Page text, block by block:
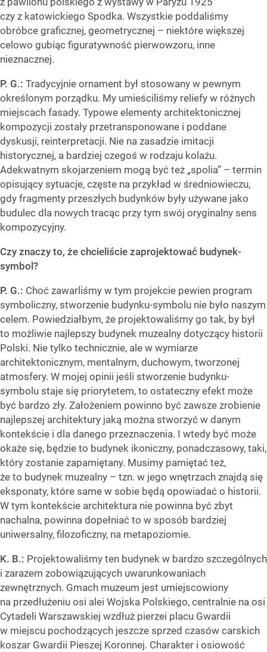
czy z katowickiego Spodka. Wszystkie poddaliśmy
obróbce graficznej, geometrycznej – niektóre większej
celowo gubiąc figuratywność pierwowzoru, inne
nieznacznej.
P. G.: Tradycyjnie ornament był stosowany w pewnym
określonym porządku. My umieściliśmy reliefy w różnych
miejscach fasady. Typowe elementy architektonicznej
kompozycji zostały przetransponowane i poddane
dyskusji, reinterpretacji. Nie na zasadzie imitacji
historycznej, a bardziej czegoś w rodzaju kolażu.
Adekwatnym skojarzeniem mogą być też „spolia” – termin
opisujący sytuacje, częste na przykład w średniowieczu,
gdy fragmenty przeszłych budynków były używane jako
budulec dla nowych tracąc przy tym swój oryginalny sens
kompozycyjny.
Czy znaczy to, że chcieliście zaprojektować budynek-
symbol?
P. G.: Choć zawarliśmy w tym projekcie pewien program
symboliczny, stworzenie budynku-symbolu nie było naszym
celem. Powiedziałbym, że projektowaliśmy go tak, by był
to możliwie najlepszy budynek muzealny dotyczący historii
Polski. Nie tylko technicznie, ale w wymiarze
architektonicznym, mentalnym, duchowym, tworzonej
atmosfery. W mojej opinii jeśli stworzenie budynku-
symbolu staje się priorytetem, to ostateczny efekt może
być bardzo zły. Założeniem powinno być zawsze zrobienie
najlepszej architektury jaką można stworzyć w danym
kontekście i dla danego przeznaczenia. I wtedy być może
okaże się, będzie to budynek ikoniczny, ponadczasowy, taki,
który zostanie zapamiętany. Musimy pamiętać też,
że to budynek muzealny – tzn. w jego wnętrzach znajdą się
eksponaty, które same w sobie będą opowiadać o historii.
W tym kontekście architektura nie powinna być zbyt
nachalna, powinna dopełniać to w sposób bardziej
uniwersalny, filozoficzny, na metapoziomie.
K. B.: Projektowaliśmy ten budynek w bardzo szczególnych
i zarazem zobowiązujących uwarunkowaniach
zewnętrznych. Gmach muzeum jest umiejscowiony
na przedłużeniu osi alei Wojska Polskiego, centralnie na osi
Cytadeli Warszawskiej wzdłuż pierzei placu Gwardii
w miejscu pochodzących jeszcze sprzed czasów carskich
koszar Gwardii Pieszej Koronnej. Charakter i osiowość